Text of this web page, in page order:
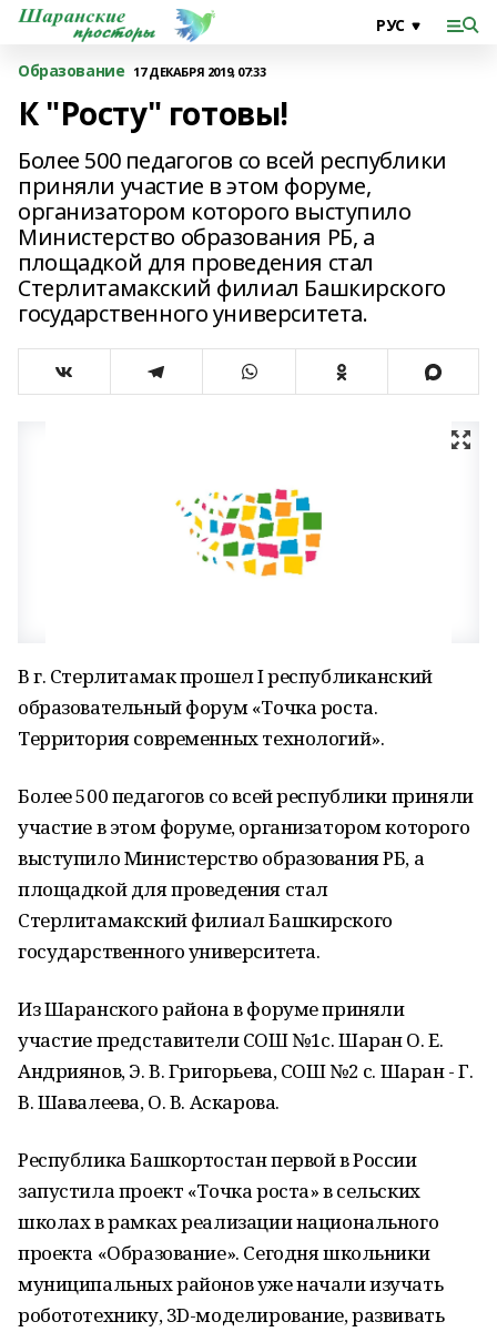
Образование 17 ДЕКАБРЯ 2019, 07:33
К "Росту" готовы!
Более 500 педагогов со всей республики
приняли участие в этом форуме,
организатором которого выступило
Министерство образования РБ, а
площадкой для проведения стал
Стерлитамакский филиал Башкирского
государственного университета.
В г. Стерлитамак прошел I республиканский
образовательный форум «Точка роста.
Территория современных технологий».
Более 500 педагогов со всей республики приняли
участие в этом форуме, организатором которого
выступило Министерство образования РБ, а
площадкой для проведения стал
Стерлитамакский филиал Башкирского
государственного университета.
Из Шаранского района в форуме приняли
участие представители СОШ №1с. Шаран О. Е.
Андриянов, Э. В. Григорьева, СОШ №2 с. Шаран - Г.
В. Шавалеева, О. В. Аскарова.
Республика Башкортостан первой в России
запустила проект «Точка роста» в сельских
школах в рамках реализации национального
проекта «Образование». Сегодня школьники
муниципальных районов уже начали изучать
робототехнику, 3D-моделирование, развивать